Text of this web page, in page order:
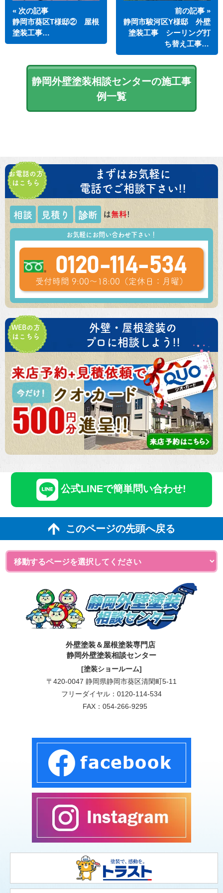
« 次の記事
静岡市葵区T様邸② 屋根
塗装工事…
前の記事 »
静岡市駿河区Y様邸 外壁
塗装工事 シーリング打
ち替え工事…
静岡外壁塗装相談センターの施工事
例一覧
お電話の方
はこちら
まずはお気軽に
電話でご相談下さい!!
相談 見積り 診断 は無料!
お気軽にお問い合わせ下さい！
0120-114-534
受付時間 9:00～18:00（定休日：月曜）
WEBの方
はこちら
外壁・屋根塗装の
プロに相談しよう!!
公式LINEで簡単問い合わせ!
このページの先頭へ戻る
外壁塗装＆屋根塗装専門店
静岡外壁塗装相談センター
[塗装ショールーム]
〒420-0047 静岡県静岡市葵区清閑町5-11
フリーダイヤル： 0120-114-534
FAX：054-266-9295